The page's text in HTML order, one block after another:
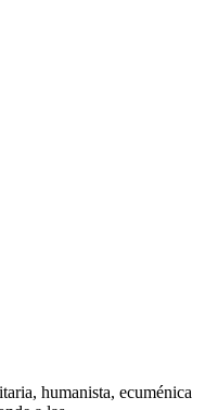
humanista, ecuménica